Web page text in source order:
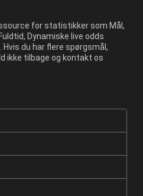
for statistikker som Mål,
Dynamiske live odds
du har flere spørgsmål,
ikke tilbage og kontakt os